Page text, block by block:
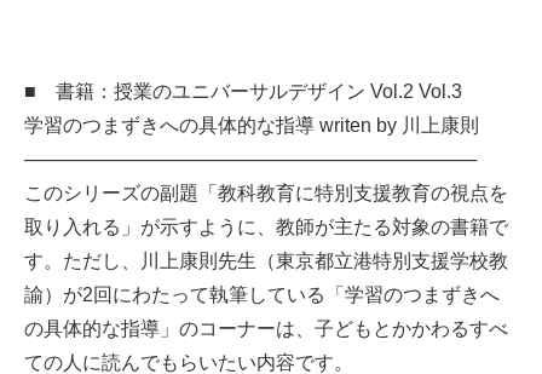
■ 書籍：授業のユニバーサルデザイン Vol.2 Vol.3
学習のつまずきへの具体的な指導 writen by 川上康則
──────────────────────────────────
このシリーズの副題「教科教育に特別支援教育の視点を
取り入れる」が示すように、教師が主たる対象の書籍で
す。ただし、川上康則先生（東京都立港特別支援学校教
諭）が2回にわたって執筆している「学習のつまずきへ
の具体的な指導」のコーナーは、子どもとかかわるすべ
ての人に読んでもらいたい内容です。